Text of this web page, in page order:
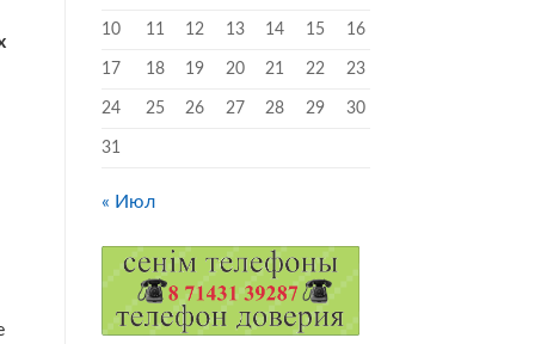
10 11 12 13 14 15 16
17 18 19 20 21 22 23
24 25 26 27 28 29 30
31
« Июл